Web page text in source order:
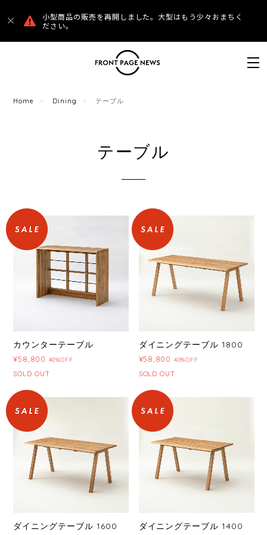
小型商品の販売を再開しました。大型はもう少々おまちく
ださい。
Home Dining テーブル
テーブル
カウンターテーブル
¥58,800 40%OFF
SOLD OUT
ダイニングテーブル 1800
¥58,800 40%OFF
SOLD OUT
ダイニングテーブル 1600 ダイニングテーブル 1400